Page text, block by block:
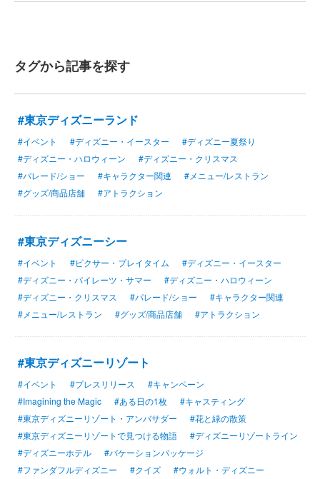
タグから記事を探す
#東京ディズニーランド
#イベント #ディズニー・イースター
#ディズニー夏祭り
#ディズニー・ハロウィーン
#ディズニー・クリスマス
#パレード/ショー
#キャラクター関連
#メニュー/レストラン
#グッズ/商品店舗
#アトラクション
#東京ディズニーシー
#イベント #ピクサー・プレイタイム
#ディズニー・イースター
#ディズニー・パイレーツ・サマー
#ディズニー・ハロウィーン
#ディズニー・クリスマス
#パレード/ショー
#キャラクター関連
#メニュー/レストラン
#グッズ/商品店舗 #アトラクション
#東京ディズニーリゾート
#イベント #プレスリリース
#キャンペーン
#Imagining the Magic
#ある日の1枚
#キャスティング
#東京ディズニーリゾート・アンバサダー
#花と緑の散策
#東京ディズニーリゾートで見つける物語
#ディズニーリゾートライン
#ディズニーホテル
#バケーションパッケージ
#ファンダフルディズニー
#クイズ #ウォルト・ディズニー